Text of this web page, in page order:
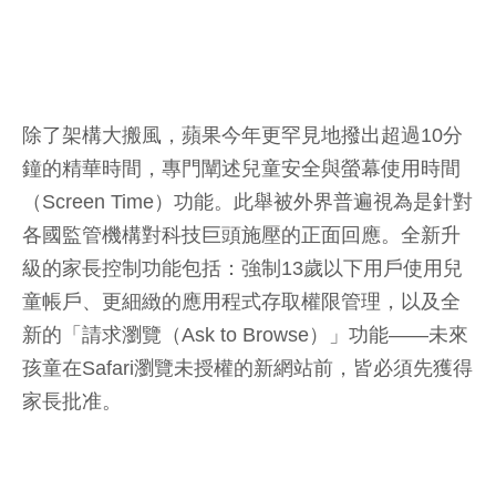
除了架構大搬風，蘋果今年更罕見地撥出超過10分
鐘的精華時間，專門闡述兒童安全與螢幕使用時間
（Screen Time）功能。此舉被外界普遍視為是針對
各國監管機構對科技巨頭施壓的正面回應。全新升
級的家長控制功能包括：強制13歲以下用戶使用兒
童帳戶、更細緻的應用程式存取權限管理，以及全
新的「請求瀏覽（Ask to Browse）」功能——未來
孩童在Safari瀏覽未授權的新網站前，皆必須先獲得
家長批准。